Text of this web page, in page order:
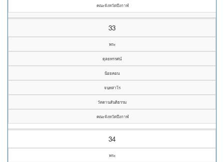
คณะจังหวัดบึงกาฬ
33
พระ
ดุลยทรรศน์
น้อยคอน
จนฺทสาโร
วัดดานสันติธรรม
คณะจังหวัดบึงกาฬ
34
พระ